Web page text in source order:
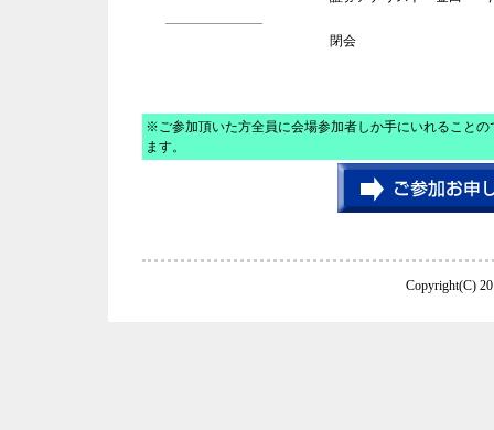
閉会
※ご参加頂いた方全員に会場参加者しか手にいれること
ます。
Copyright(C)